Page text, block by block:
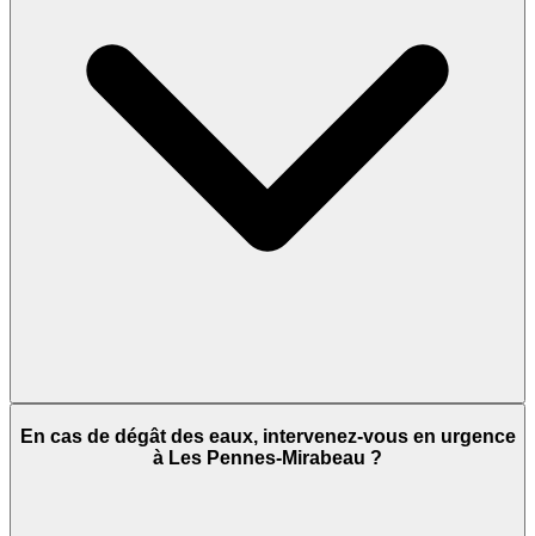
En cas de dégât des eaux, intervenez-vous en urgence
à Les Pennes-Mirabeau ?